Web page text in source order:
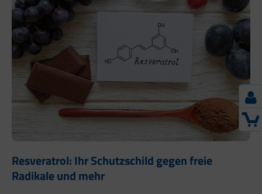
Resveratrol: Ihr Schutzschild gegen freie
Radikale und mehr